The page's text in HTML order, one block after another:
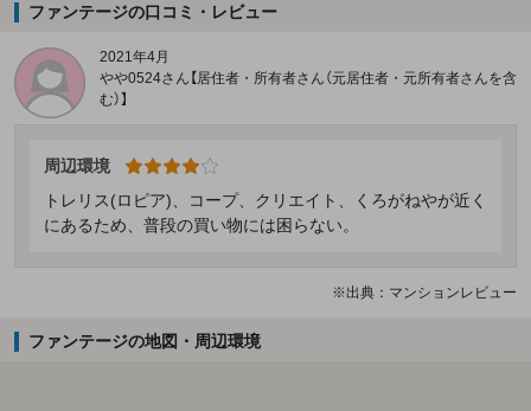
ファンテージの口コミ・レビュー
2021年4月
やや0524さん【居住者・所有者さん（元居住者・元所有者さんを含
む）】
周辺環境
トレリス(ロピア)、コープ、クリエイト、くろがねやが近く
にあるため、普段の買い物には困らない。
※出典：マンションレビュー
ファンテージの地図・周辺環境